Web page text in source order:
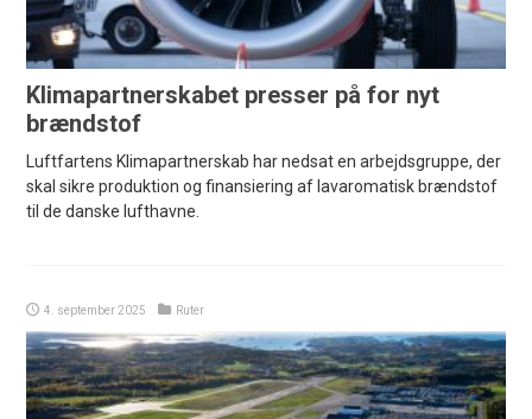
Klimapartnerskabet presser på for nyt
brændstof
Luftfartens Klimapartnerskab har nedsat en arbejdsgruppe, der
skal sikre produktion og finansiering af lavaromatisk brændstof
til de danske lufthavne.
4. september 2025 Ruter